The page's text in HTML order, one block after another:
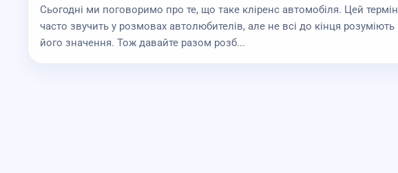
Сьогодні ми поговоримо про те, що таке кліренс автомобіля. Цей термін
часто звучить у розмовах автолюбителів, але не всі до кінця розуміють
його значення. Тож давайте разом розб...